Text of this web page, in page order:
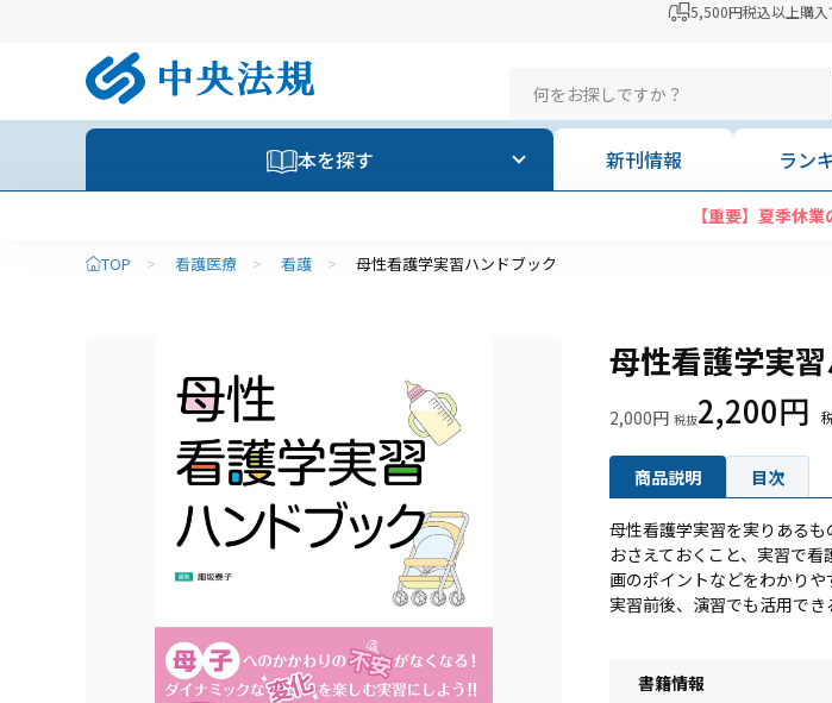
5,500円税込以上購
本を探す 新刊情報 ラン
【重要】夏季休
TOP > 看護医療 > 看護 > 母性看護学実習ハンドブック
母性看護学実
2,000円 2,200円
商品説明 目次
母性看護学実習を実りある
おさえておくこと、実習で
画のポイントなどをわかりや
実習前後、演習でも活用でき
書籍情報